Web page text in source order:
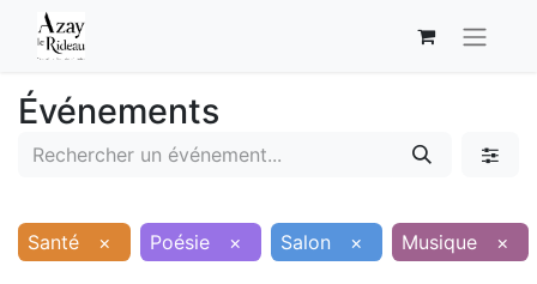
Événements
Santé × Poésie × Salon × Musique ×